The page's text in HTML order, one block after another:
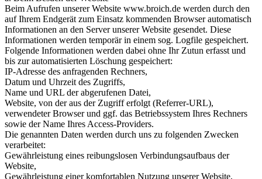
Beim Aufrufen unserer Website www.broich.de werden durch den
auf Ihrem Endgerät zum Einsatz kommenden Browser automatisch
Informationen an den Server unserer Website gesendet. Diese
Informationen werden temporär in einem sog. Logfile gespeichert.
Folgende Informationen werden dabei ohne Ihr Zutun erfasst und
bis zur automatisierten Löschung gespeichert:
IP-Adresse des anfragenden Rechners,
Datum und Uhrzeit des Zugriffs,
Name und URL der abgerufenen Datei,
Website, von der aus der Zugriff erfolgt (Referrer-URL),
verwendeter Browser und ggf. das Betriebssystem Ihres Rechners
sowie der Name Ihres Access-Providers.
Die genannten Daten werden durch uns zu folgenden Zwecken
verarbeitet:
Gewährleistung eines reibungslosen Verbindungsaufbaus der
Website,
Gewährleistung einer komfortablen Nutzung unserer Website,